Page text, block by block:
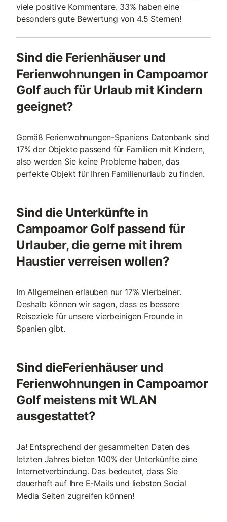
viele positive Kommentare. 33% haben eine
besonders gute Bewertung von 4.5 Sternen!
Sind die Ferienhäuser und
Ferienwohnungen in Campoamor
Golf auch für Urlaub mit Kindern
geeignet?
Gemäß Ferienwohnungen-Spaniens Datenbank sind
17% der Objekte passend für Familien mit Kindern,
also werden Sie keine Probleme haben, das
perfekte Objekt für Ihren Familienurlaub zu finden.
Sind die Unterkünfte in
Campoamor Golf passend für
Urlauber, die gerne mit ihrem
Haustier verreisen wollen?
Im Allgemeinen erlauben nur 17% Vierbeiner.
Deshalb können wir sagen, dass es bessere
Reiseziele für unsere vierbeinigen Freunde in
Spanien gibt.
Sind dieFerienhäuser und
Ferienwohnungen in Campoamor
Golf meistens mit WLAN
ausgestattet?
Ja! Entsprechend der gesammelten Daten des
letzten Jahres bieten 100% der Unterkünfte eine
Internetverbindung. Das bedeutet, dass Sie
dauerhaft auf Ihre E-Mails und liebsten Social
Media Seiten zugreifen können!